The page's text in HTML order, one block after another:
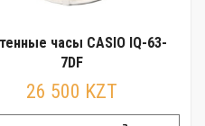
часы CASIO IQ-63-
7DF
26 500 KZT